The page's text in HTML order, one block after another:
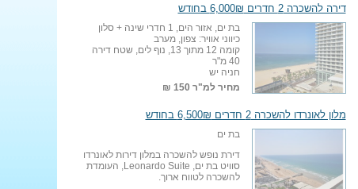
דירה להשכרה 2 חדרים 6,000₪ בחודש
בת ים, אזור הים, 1 חדרי שינה + סלון
כיווני אוויר: צפון, מערב
קומה 12 מתוך 13, נוף לים, שטח דירה
40 מ"ר
חניה יש
מחיר למ"ר 150 ₪
מלון לאונרדו להשכרה 2 חדרים 6,500₪ בחודש
בת ים
דירת נופש להשכרה במלון דירות לאונרדו
סוויט בת ים, Leonardo Suite, העומדת
להשכרה לטווח ארוך.